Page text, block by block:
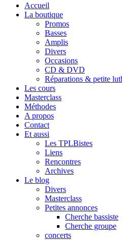
Accueil
La boutique
Promos
Basses
Amplis
Divers
Occasions
CD & DVD
Réparations & petite
Les cours
Masterclass
Méthodes
A propos
Contact
Et aussi
Les TPLBistes
Liens
Rencontres
Archives
Le blog
Divers
Masterclass
Petites annonces
Cherche bassiste
Cherche groupe
concerts